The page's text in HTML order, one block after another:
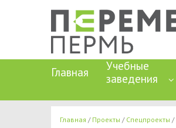
Главная
Учебные
заведения
Главная Проекты Спецпроекты